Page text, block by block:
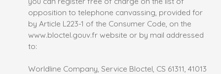
opposition to telephone canvassing, provided for
by Article L223-1 of the Consumer Code, on the
www.bloctel.gouv.fr website or by mail addressed
to:
Worldline Company, Service Bloctel, CS 61311, 41013